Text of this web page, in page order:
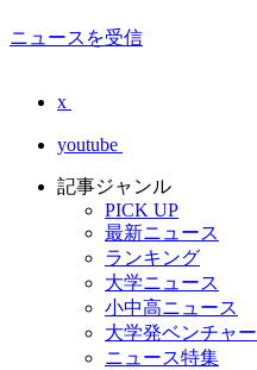
ニュースを受信
x
youtube
記事ジャンル
PICK UP
最新ニュース
ランキング
大学ニュース
小中高ニュース
大学発ベンチャー
ニュース特集